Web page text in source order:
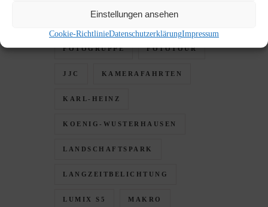
Einstellungen ansehen
Cookie-RichtlinieDatenschutzerklärungImpressum
FOTOGRUPPE FOTOTOUR
JJC KAMERAFAHRTEN
KARL-HEINZ
KOENIG-WUSTERHAUSEN
LANDSCHAFTSPARK
LANGZEITBELICHTUNG
LUMIX S5 MAKRO